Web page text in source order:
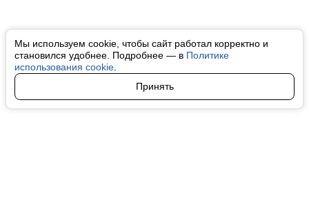
Мы используем cookie, чтобы сайт работал корректно и
становился удобнее. Подробнее — в Политике
использования cookie
Принять